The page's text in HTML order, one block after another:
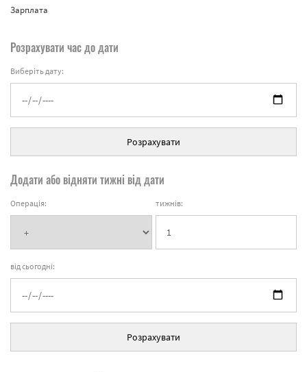
Зарплата
Розрахувати час до дати
Виберіть дату:
Розрахувати
Додати або відняти тижні від дати
Операція: тижнів:
від сьогодні:
Розрахувати